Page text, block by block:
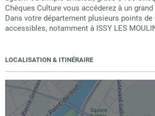
Chèques Culture vous accéderez à un
Dans votre département plusieurs points de
accessibles, notamment à ISSY LES
LOCALISATION & ITINÉRAIRE